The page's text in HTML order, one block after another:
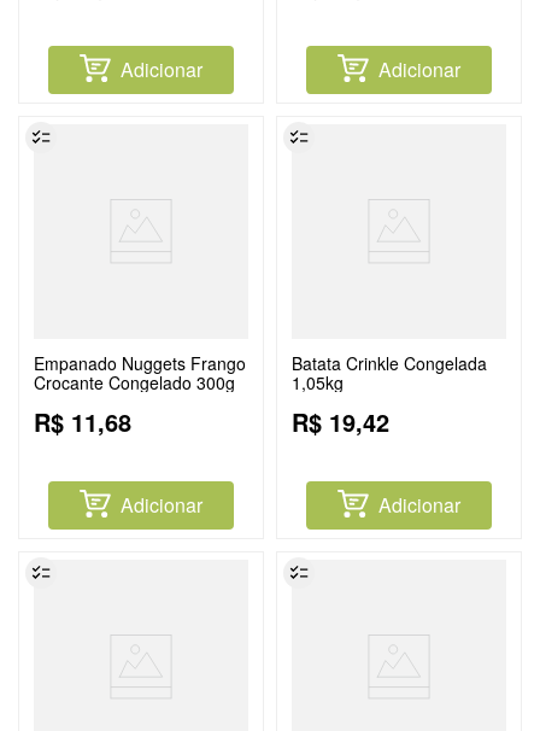
Adicionar Adicionar
Empanado Nuggets Frango
Crocante Congelado 300g
R$ 11,68
Adicionar
Batata Crinkle Congelada
1,05kg
R$ 19,42
Adicionar